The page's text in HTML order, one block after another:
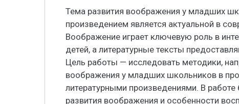
Тема развития воображения у младших
произведением является актуальной в
Воображение играет ключевую роль в
детей, а литературные тексты
Цель работы — исследовать методики,
воображения у младших школьников в
литературными произведениями. В
развития воображения и особенности